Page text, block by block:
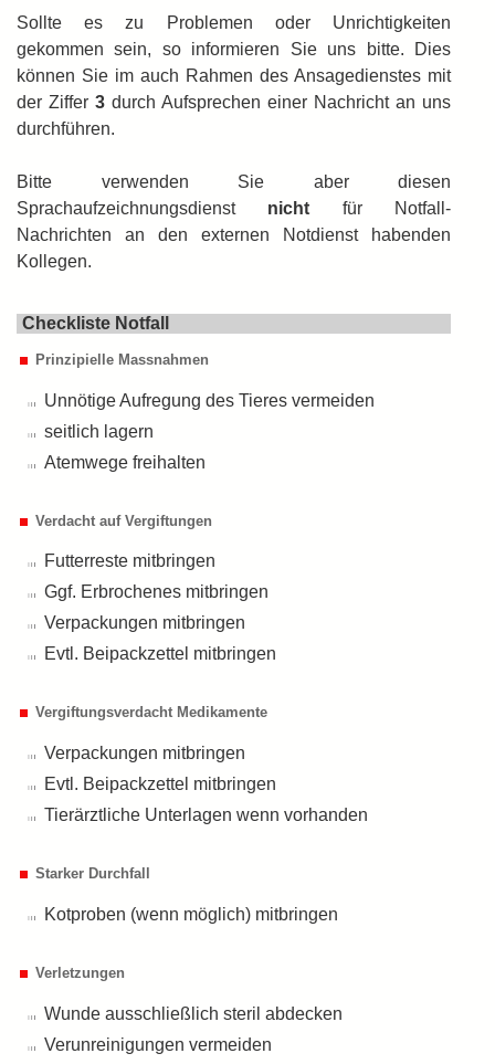
Sollte es zu Problemen oder Unrichtigkeiten
gekommen sein, so informieren Sie uns bitte. Dies
können Sie im auch Rahmen des Ansagedienstes mit
der Ziffer 3 durch Auf­sprechen einer Nachricht an uns
durch­führen.
Bitte verwenden Sie aber diesen
Sprachaufzeichnungsdienst nicht für Notfall-
Nachrichten an den externen Notdienst habenden
Kollegen.
Checkliste Notfall
Prinzipielle Massnahmen
Unnötige Aufregung des Tieres vermeiden
seitlich lagern
Atemwege freihalten
Verdacht auf Vergiftungen
Futterreste mitbringen
Ggf. Erbrochenes mitbringen
Verpackungen mitbringen
Evtl. Beipackzettel mitbringen
Vergiftungsverdacht Medikamente
Verpackungen mitbringen
Evtl. Beipackzettel mitbringen
Tierärztliche Unterlagen wenn vorhanden
Starker Durchfall
Kotproben (wenn möglich) mitbringen
Verletzungen
Wunde ausschließlich steril abdecken
Verunreinigungen vermeiden